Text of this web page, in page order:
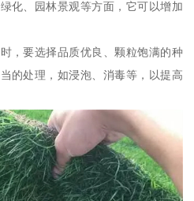
化、园林景观等方面，它可以增加
，要选择品质优良、颗粒饱满的种
的处理，如浸泡、消毒等，以提高